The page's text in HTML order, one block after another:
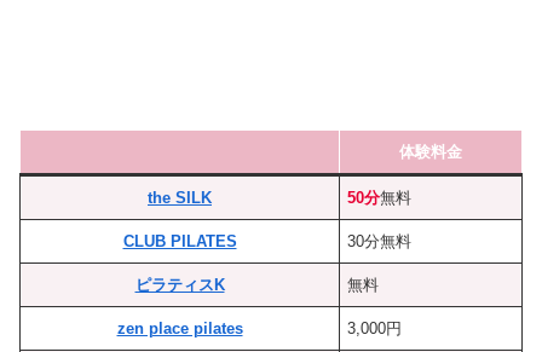
体験料金
the SILK 50分無料
CLUB PILATES 30分無料
ピラティスK 無料
zen place pilates 3,000円